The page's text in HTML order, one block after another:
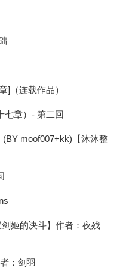
]（连载作品）
七章）- 第二回
(BY moof007+kk)【沐沐整
姬的决斗】作者：夜残
：剑羽